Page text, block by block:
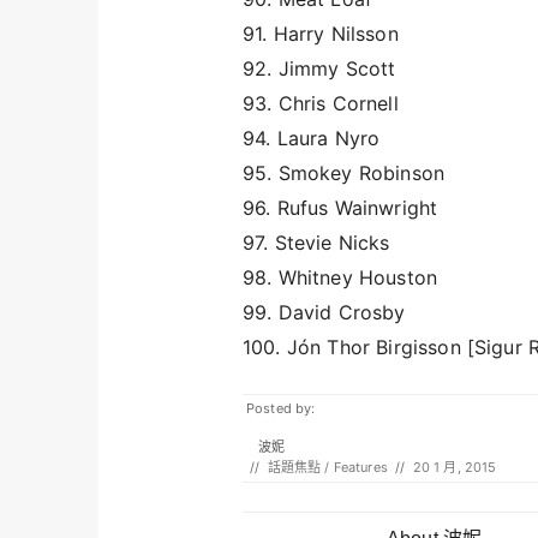
91. Harry Nilsson
92. Jimmy Scott
93. Chris Cornell
94. Laura Nyro
95. Smokey Robinson
96. Rufus Wainwright
97. Stevie Nicks
98. Whitney Houston
99. David Crosby
100. Jón Thor Birgisson [Sigur
Posted by:
波妮
// 話題焦點 / Features // 20 1 月, 2015